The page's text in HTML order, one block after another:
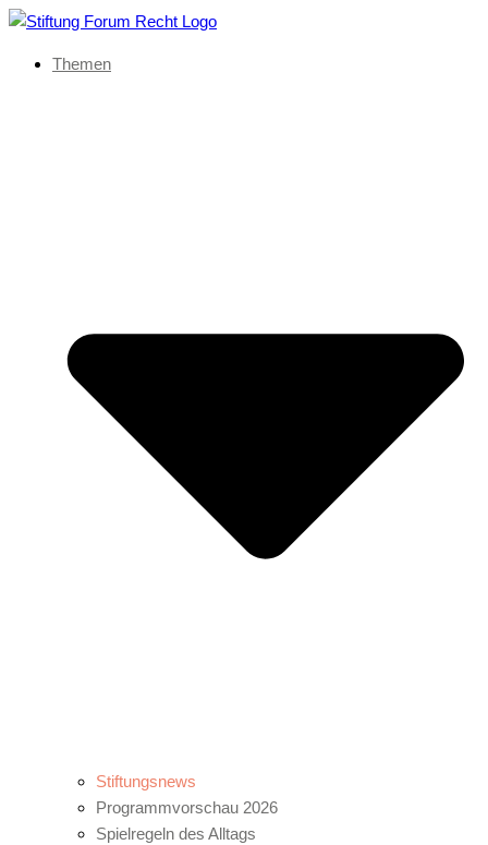
Themen
Stiftungsnews
Programmvorschau 2026
Spielregeln des Alltags